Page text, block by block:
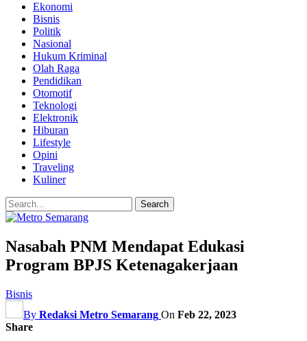
Ekonomi
Bisnis
Politik
Nasional
Hukum Kriminal
Olah Raga
Pendidikan
Otomotif
Teknologi
Elektronik
Hiburan
Lifestyle
Opini
Traveling
Kuliner
Nasabah PNM Mendapat Edukasi
Program BPJS Ketenagakerjaan
Bisnis
By Redaksi Metro Semarang On Feb 22, 2023
Share